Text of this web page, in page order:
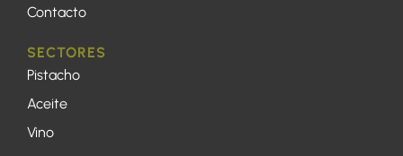
Contacto
SECTORES
Pistacho
Aceite
Vino